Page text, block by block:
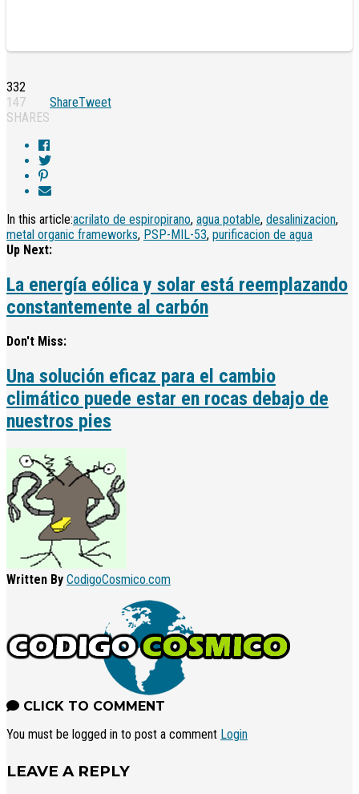
332
147
SHARES
ShareTweet
In this article:acrilato de espiropirano, agua potable, desalinizacion,
metal organic frameworks, PSP-MIL-53, purificacion de agua
Up Next:
La energía eólica y solar está reemplazando
constantemente al carbón
Don't Miss:
Una solución eficaz para el cambio
climático puede estar en rocas debajo de
nuestros pies
Written By CodigoCosmico.com
CLICK TO COMMENT
You must be logged in to post a comment Login
LEAVE A REPLY